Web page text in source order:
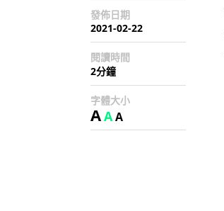
發佈日期
2021-02-22
閱讀時間
2分鐘
字體大小
AAA